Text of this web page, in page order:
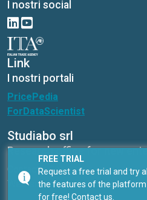
Dyeing machinery:
the heart of a changing
Seguici
I nostri social
FREE TRIAL
Request a free trial and try all
the features of the platform
for free! Contact us.